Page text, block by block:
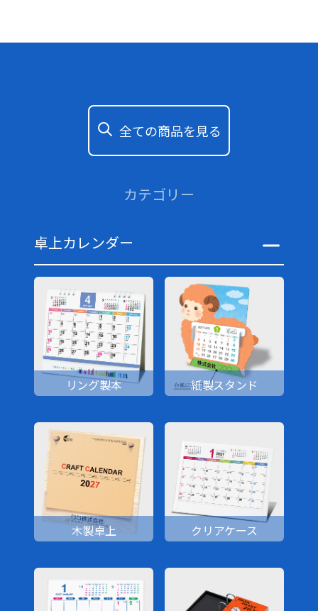
全ての商品を見る
カテゴリー
卓上カレンダー
リング製本 紙製スタンド
木製卓上 クリアケース